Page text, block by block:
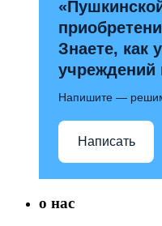
Знаете, как
учреждений
Напишите —
Написать
о нас